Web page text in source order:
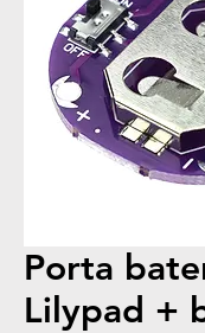
Porta
Lilypad +